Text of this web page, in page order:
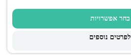
בחר אפשרויות
לפרטים נוספים